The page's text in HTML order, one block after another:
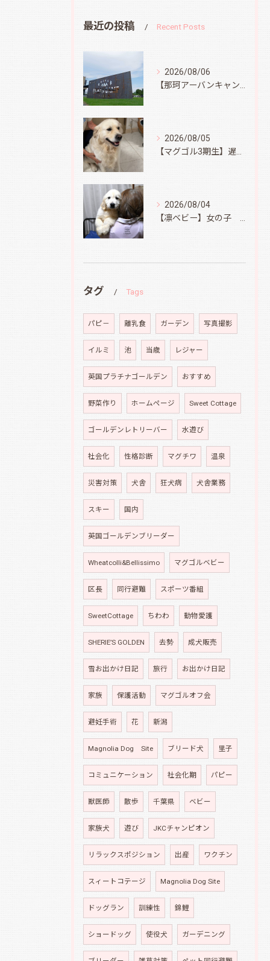
最近の投稿 Recent Posts
2026/08/06
2026/08/05
2026/08/04
タグ Tags
パピ－ 離乳食 ガーデン 写真撮影
イルミ 池 当歳 レジャー
英国プラチナゴールデン おすすめ
野菜作り ホームページ Sweet Cottage
ゴールデンレトリーバー 水遊び
社会化 性格診断 マグチワ 温泉
災害対策 犬舎 狂犬病 犬舎業務
スキー 国内
英国ゴールデンブリーダー
Wheatcolli&Bellissimo マグゴルベビー
区長 同行避難 スポーツ番組
SweetCottage ちわわ 動物愛護
SHERIE’S GOLDEN 去勢 成犬販売
雪お出かけ日記 旅行 お出かけ日記
家族 保護活動 マグゴルオフ会
避妊手術 花 新潟
Magnolia Dog Site ブリード犬 里子
コミュニケーション 社会化期 パピー
獣医師 散歩 千葉県 ベビー
家族犬 遊び JKCチャンピオン
リラックスポジション 出産 ワクチン
スィートコテージ Magnolia Dog Site
ドッグラン 訓練性 錦鯉
ショードッグ 使役犬 ガーデニング